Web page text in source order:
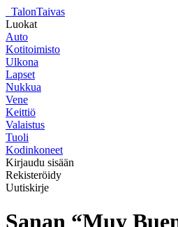
TalonTaivas
Luokat
Auto
Kotitoimisto
Ulkona
Lapset
Nukkua
Vene
Keittiö
Valaistus
Tuoli
Kodinkoneet
Kirjaudu sisään
Rekisteröidy
Uutiskirje
Sanan “Muy